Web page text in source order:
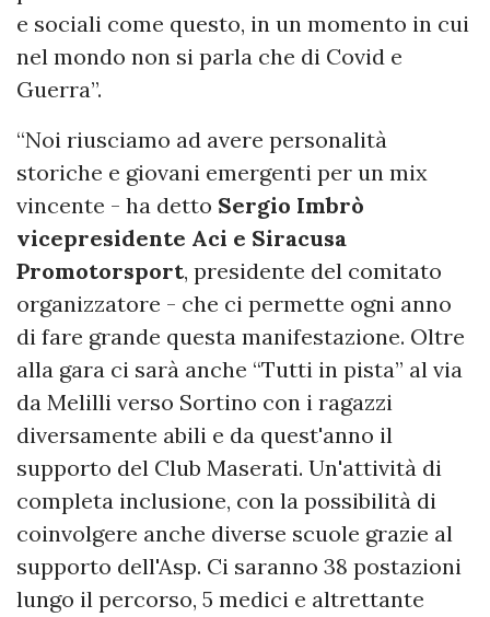
e sociali come questo, in un momento in cui
nel mondo non si parla che di Covid e
Guerra”.
“Noi riusciamo ad avere personalità
storiche e giovani emergenti per un mix
vincente - ha detto Sergio Imbrò
vicepresidente Aci e Siracusa
Promotorsport, presidente del comitato
organizzatore - che ci permette ogni anno
di fare grande questa manifestazione. Oltre
alla gara ci sarà anche “Tutti in pista” al via
da Melilli verso Sortino con i ragazzi
diversamente abili e da quest'anno il
supporto del Club Maserati. Un'attività di
completa inclusione, con la possibilità di
coinvolgere anche diverse scuole grazie al
supporto dell'Asp. Ci saranno 38 postazioni
lungo il percorso, 5 medici e altrettante